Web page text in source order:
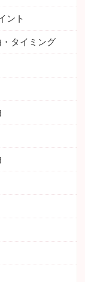
ント
タイミング